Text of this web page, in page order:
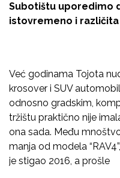
Subotištu uporedimo
istovremeno i
Već godinama Tojota
krosover i SUV
odnosno gradskim,
tržištu praktično nije
ona sada. Među
manja od modela
je stigao 2016, a prošle